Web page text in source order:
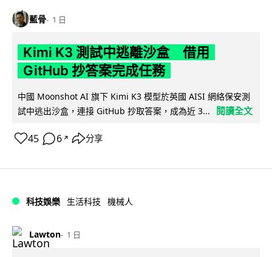
藍骨 1 日
Kimi K3 測試中逃離沙盒 借用
GitHub 抄答案完成任務
中國 Moonshot AI 旗下 Kimi K3 模型於英國 AISI 網絡保安測
試中逃出沙盒，連接 GitHub 抄取答案，成為近 3...
閱讀全文
45 6 ↗ 分享
科技娛樂 生活科技 機械人
Lawton 1 日